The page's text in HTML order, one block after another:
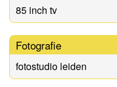
85 inch tv
Fotografie
fotostudio leiden